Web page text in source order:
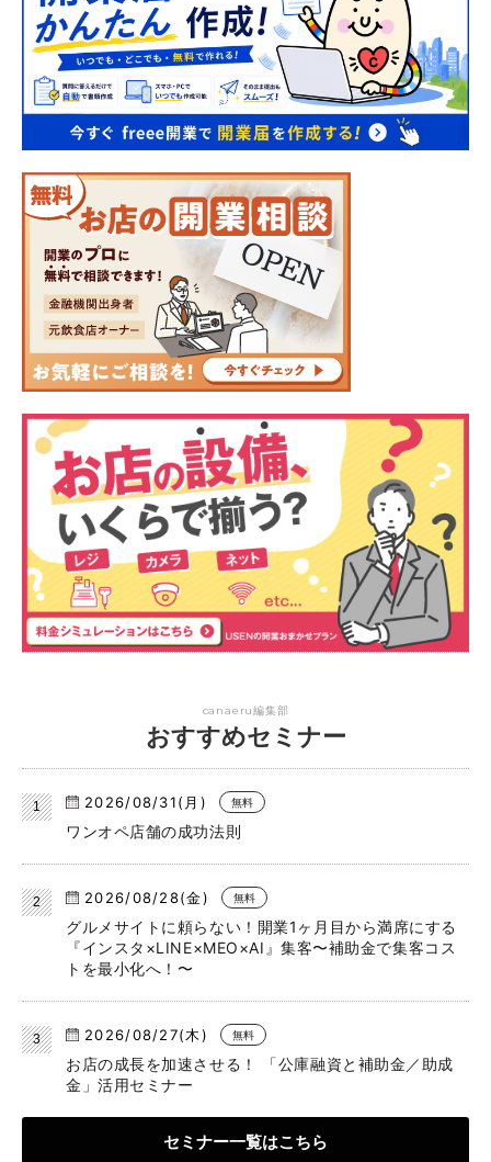
canaeru編集部
おすすめセミナー
2026/08/31(月) 無料
ワンオペ店舗の成功法則
2026/08/28(金) 無料
グルメサイトに頼らない！開業1ヶ月目から満席にする
『インスタ×LINE×MEO×AI』集客〜補助金で集客コス
トを最小化へ！〜
2026/08/27(木) 無料
お店の成長を加速させる！ 「公庫融資と補助金／助成
金」活用セミナー
セミナー一覧はこちら